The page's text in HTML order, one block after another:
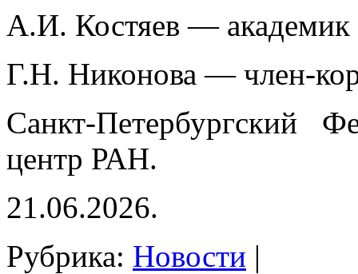
А.И. Костяев —
Г.Н. Никонова — член-
Санкт-Петербургский
центр РАН.
21.06.2026.
Рубрика: Новости |